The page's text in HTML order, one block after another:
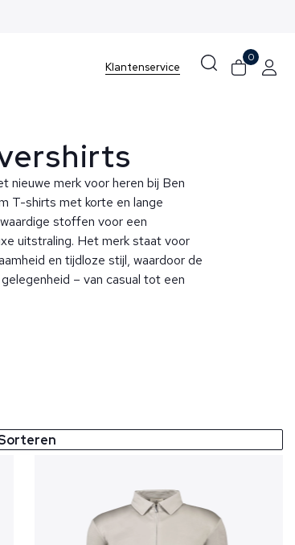
Klantenservice
0
nieuwe merk voor heren bij Ben
T-shirts met korte en lange
stoffen voor een
uitstraling. Het merk staat voor
en tijdloze stijl, waardoor de
– van casual tot een